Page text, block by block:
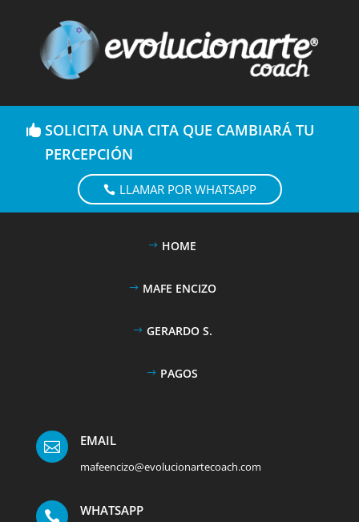
SOLICITA UNA CITA QUE CAMBIARÁ TU
PERCEPCIÓN
LLAMAR POR WHATSAPP
HOME
MAFE ENCIZO
GERARDO S.
PAGOS
 EMAIL
mafeencizo@evolucionartecoach.com
 WHATSAPP